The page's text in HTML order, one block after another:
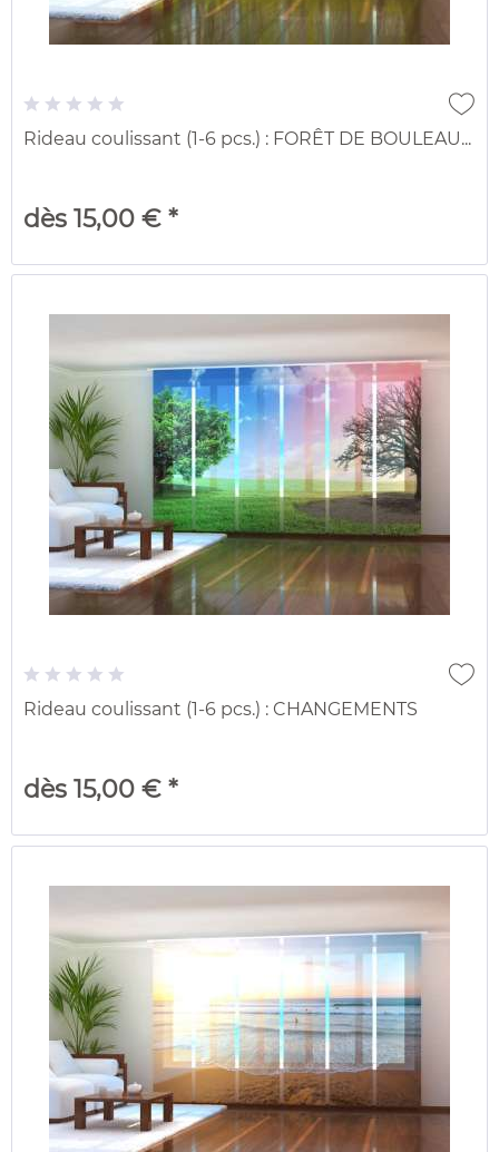
Rideau coulissant (1-6 pcs.) : FORÊT DE BOULEAU...
dès 15,00 € *
Rideau coulissant (1-6 pcs.) : CHANGEMENTS
dès 15,00 € *